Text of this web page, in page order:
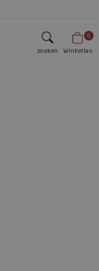
zoeken
0
Winkeltas